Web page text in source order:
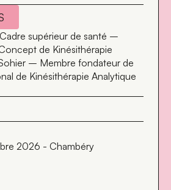
supérieur de santé –
de Kinésithérapie
– Membre fondateur de
de Kinésithérapie Analytique
2026 - Chambéry